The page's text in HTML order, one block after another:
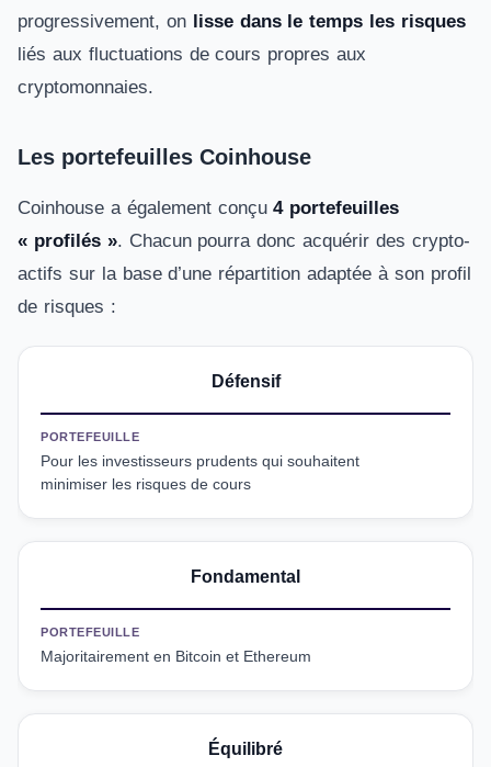
progressivement, on lisse dans le temps les risques
liés aux fluctuations de cours propres aux
cryptomonnaies.
Les portefeuilles Coinhouse
Coinhouse a également conçu4 portefeuilles
« profilés ». Chacun pourra donc acquérir des crypto-
actifs sur la base d’une répartition adaptée à son profil
de risques :
Défensif
PORTEFEUILLE
Pour les investisseurs prudents qui souhaitent
minimiser les risques de cours
Fondamental
PORTEFEUILLE
Majoritairement en Bitcoin et Ethereum
Équilibré